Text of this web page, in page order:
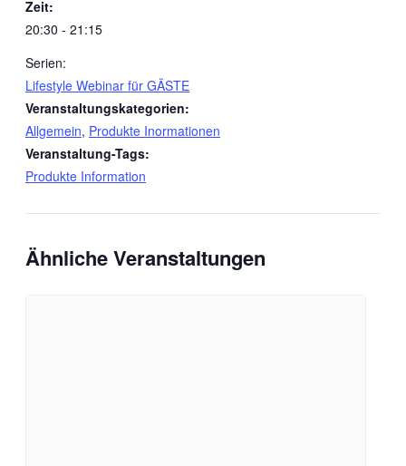
Zeit:
20:30 - 21:15
Serien:
Lifestyle Webinar für GÄSTE
Veranstaltungskategorien:
Allgemein, Produkte Inormationen
Veranstaltung-Tags:
Produkte Information
Ähnliche Veranstaltungen